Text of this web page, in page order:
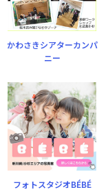
かわさきシアターカンパ
ニー
フォトスタジオBÉBÉ